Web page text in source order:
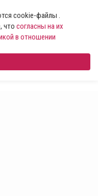
cookie-файлы .
что согласны на их
в отношении